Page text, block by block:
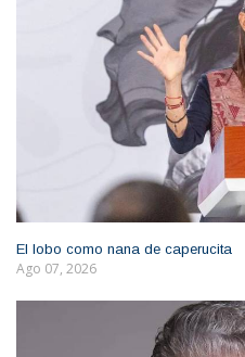
El lobo como nana de caperucita
Ago 07, 2026